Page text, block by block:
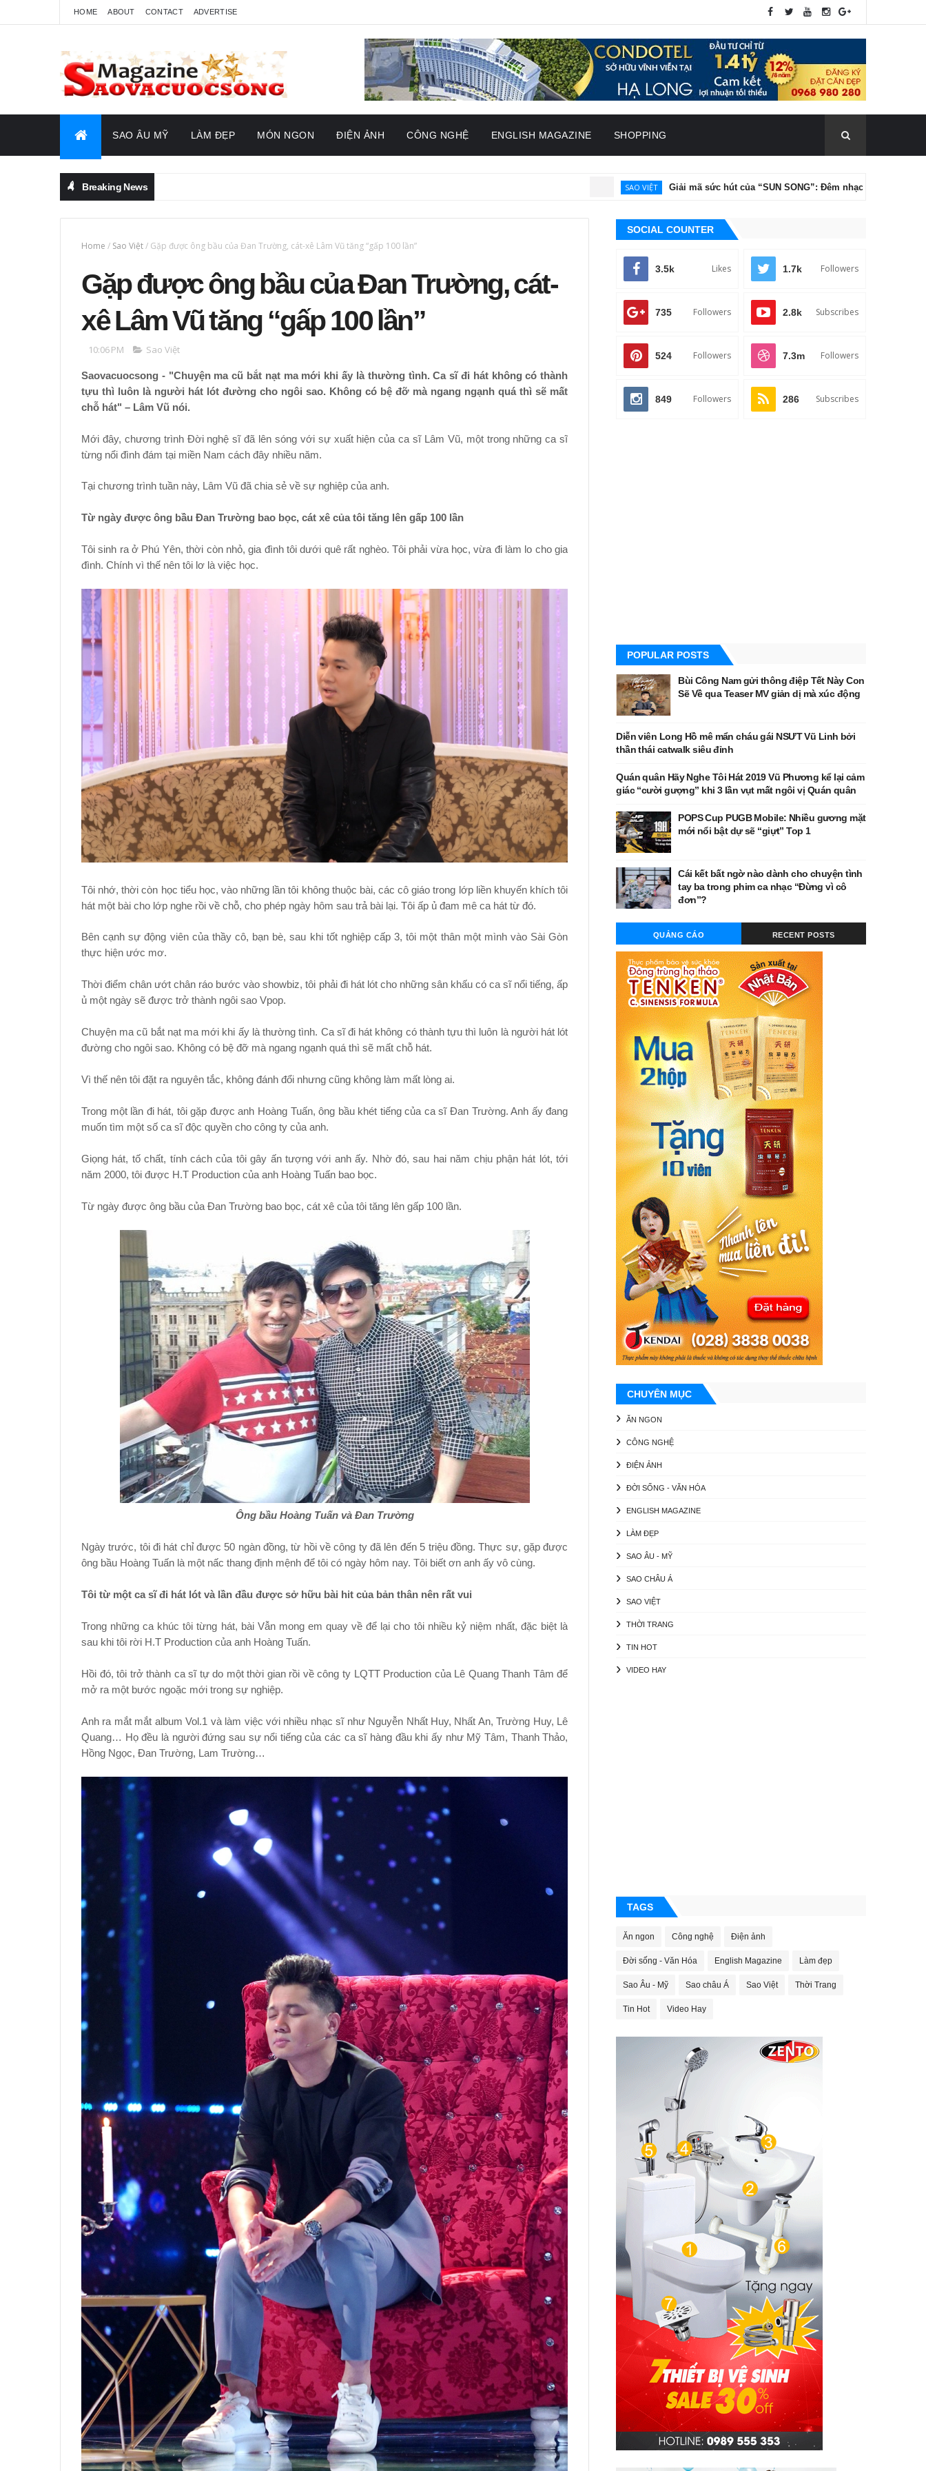
HOME ABOUT CONTACT ADVERTISE
SAO ÂU MỸ LÀM ĐẸP MÓN NGON ĐIỆN ẢNH CÔNG NGHỆ ENGLISH MAGAZINE SHOPPING
Breaking News Giải mã sức hút của “SUN SONG”: Đêm nhạc nâng tầm chân dung nghệ
Home / Sao Việt/ Gặp được ông bầu của Đan Trường, cát-xê Lâm Vũ tăng “gấp 100 lần”
Gặp được ông bầu của Đan Trường, cát-
xê Lâm Vũ tăng “gấp 100 lần”
10:06 PM Sao Việt
Saovacuocsong - "Chuyện ma cũ bắt nạt ma mới khi ấy là thường tình. Ca sĩ đi hát không có thành
tựu thì luôn là người hát lót đường cho ngôi sao. Không có bệ đỡ mà ngang ngạnh quá thì sẽ mất
chỗ hát" – Lâm Vũ nói.
Mới đây, chương trình Đời nghệ sĩ đã lên sóng với sự xuất hiện của ca sĩ Lâm Vũ, một trong những ca sĩ
từng nổi đình đám tại miền Nam cách đây nhiều năm.
Tại chương trình tuần này, Lâm Vũ đã chia sẻ về sự nghiệp của anh.
Từ ngày được ông bầu Đan Trường bao bọc, cát xê của tôi tăng lên gấp 100 lần
Tôi sinh ra ở Phú Yên, thời còn nhỏ, gia đình tôi dưới quê rất nghèo. Tôi phải vừa học, vừa đi làm lo cho gia
đình. Chính vì thế nên tôi lơ là việc học.
Tôi nhớ, thời còn học tiểu học, vào những lần tôi không thuộc bài, các cô giáo trong lớp liền khuyến khích tôi
hát một bài cho lớp nghe rồi về chỗ, cho phép ngày hôm sau trả bài lại. Tôi ấp ủ đam mê ca hát từ đó.
Bên cạnh sự động viên của thầy cô, bạn bè, sau khi tốt nghiệp cấp 3, tôi một thân một mình vào Sài Gòn
thực hiện ước mơ.
Thời điểm chân ướt chân ráo bước vào showbiz, tôi phải đi hát lót cho những sân khấu có ca sĩ nổi tiếng, ấp
ủ một ngày sẽ được trở thành ngôi sao Vpop.
Chuyện ma cũ bắt nạt ma mới khi ấy là thường tình. Ca sĩ đi hát không có thành tựu thì luôn là người hát lót
đường cho ngôi sao. Không có bệ đỡ mà ngang ngạnh quá thì sẽ mất chỗ hát.
Vì thế nên tôi đặt ra nguyên tắc, không đánh đổi nhưng cũng không làm mất lòng ai.
Trong một lần đi hát, tôi gặp được anh Hoàng Tuấn, ông bầu khét tiếng của ca sĩ Đan Trường. Anh ấy đang
muốn tìm một số ca sĩ độc quyền cho công ty của anh.
Giọng hát, tố chất, tính cách của tôi gây ấn tượng với anh ấy. Nhờ đó, sau hai năm chịu phận hát lót, tới
năm 2000, tôi được H.T Production của anh Hoàng Tuấn bao bọc.
Từ ngày được ông bầu của Đan Trường bao bọc, cát xê của tôi tăng lên gấp 100 lần.
Ông bầu Hoàng Tuấn và Đan Trường
Ngày trước, tôi đi hát chỉ được 50 ngàn đồng, từ hồi về công ty đã lên đến 5 triệu đồng. Thực sự, gặp được
ông bầu Hoàng Tuấn là một nấc thang định mệnh để tôi có ngày hôm nay. Tôi biết ơn anh ấy vô cùng.
Tôi từ một ca sĩ đi hát lót và lần đầu được sở hữu bài hit của bản thân nên rất vui
Trong những ca khúc tôi từng hát, bài Vẫn mong em quay về để lại cho tôi nhiều kỷ niệm nhất, đặc biệt là
sau khi tôi rời H.T Production của anh Hoàng Tuấn.
Hồi đó, tôi trở thành ca sĩ tự do một thời gian rồi về công ty LQTT Production của Lê Quang Thanh Tâm để
mở ra một bước ngoặc mới trong sự nghiệp.
Anh ra mắt mắt album Vol.1 và làm việc với nhiều nhạc sĩ như Nguyễn Nhất Huy, Nhất An, Trường Huy, Lê
Quang… Họ đều là người đứng sau sự nổi tiếng của các ca sĩ hàng đầu khi ấy như Mỹ Tâm, Thanh Thảo,
Hồng Ngọc, Đan Trường, Lam Trường…
SOCIAL COUNTER
3.5k Likes 1.7k Followers
735 Followers 2.8k Subscribes
524 Followers 7.3m Followers
849 Followers 286 Subscribes
POPULAR POSTS
Bùi Công Nam gửi thông điệp Tết Này Con
Sẽ Về qua Teaser MV giản dị mà xúc động
Diễn viên Long Hồ mê mẩn cháu gái NSƯT Vũ Linh bởi
thần thái catwalk siêu đỉnh
Quán quân Hãy Nghe Tôi Hát 2019 Vũ Phương kể lại cảm
giác “cười gượng” khi 3 lần vụt mất ngôi vị Quán quân
POPS Cup PUGB Mobile: Nhiều gương mặt
mới nổi bật dự sẽ “giựt” Top 1
Cái kết bất ngờ nào dành cho chuyện tình
tay ba trong phim ca nhạc “Đừng vì cô
đơn”?
QUẢNG CÁO RECENT POSTS
CHUYÊN MỤC
ĂN NGON
CÔNG NGHỆ
ĐIỆN ẢNH
ĐỜI SỐNG - VĂN HÓA
ENGLISH MAGAZINE
LÀM ĐẸP
SAO ÂU - MỸ
SAO CHÂU Á
SAO VIỆT
THỜI TRANG
TIN HOT
VIDEO HAY
TAGS
Ăn ngon Công nghệ Điện ảnh
Đời sống - Văn Hóa English Magazine Làm đẹp
Sao Âu - Mỹ Sao châu Á Sao Việt Thời Trang
Tin Hot Video Hay